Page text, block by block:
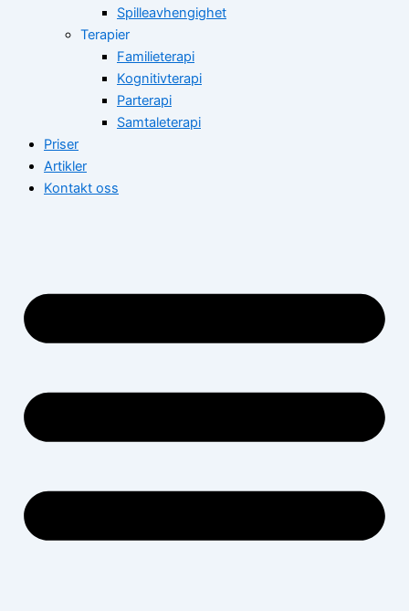
Spilleavhengighet
Terapier
Familieterapi
Kognitivterapi
Parterapi
Samtaleterapi
Priser
Artikler
Kontakt oss